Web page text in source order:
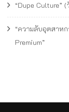
“Dupe Culture”
“ความลับอุตสาห
Premium”